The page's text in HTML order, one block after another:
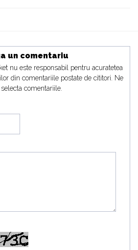
un comentariu
nu este responsabil pentru acuratetea
din comentariile postate de cititori. Ne
comentariile.